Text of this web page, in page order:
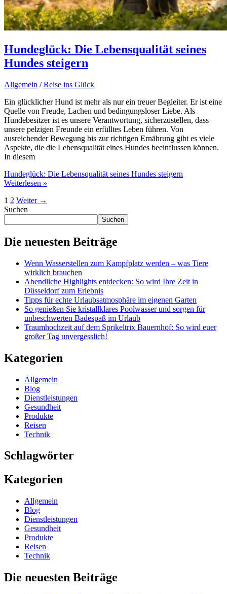
Hundeglück: Die Lebensqualität seines
Hundes steigern
Allgemein /Reise ins Glück
Ein glücklicher Hund ist mehr als nur ein treuer Begleiter. Er ist eine
Quelle von Freude, Lachen und bedingungsloser Liebe. Als
Hundebesitzer ist es unsere Verantwortung, sicherzustellen, dass
unsere pelzigen Freunde ein erfülltes Leben führen. Von
ausreichender Bewegung bis zur richtigen Ernährung gibt es viele
Aspekte, die die Lebensqualität eines Hundes beeinflussen können.
In diesem
Hundeglück: Die Lebensqualität seines Hundes steigern
Weiterlesen »
1 2 Weiter →
Suchen
Suchen
Die neuesten Beiträge
Wenn Wasserstellen zum Kampfplatz werden – was Tiere
wirklich brauchen
Abendliche Highlights entdecken: So wird Ihre Zeit in
Düsseldorf zum Erlebnis
Tipps für echte Urlaubsatmosphäre im eigenen Garten
So genießen Sie kristallklares Poolwasser und sorgen für
unbeschwerten Badespaß im Urlaub
Traumhochzeit auf dem Sprikeltrix Bauernhof: So wird euer
großer Tag unvergesslich!
Kategorien
Allgemein
Blog
Dienstleistungen
Gesundheit
Produkte
Reisen
Technik
Schlagwörter
Kategorien
Allgemein
Blog
Dienstleistungen
Gesundheit
Produkte
Reisen
Technik
Die neuesten Beiträge